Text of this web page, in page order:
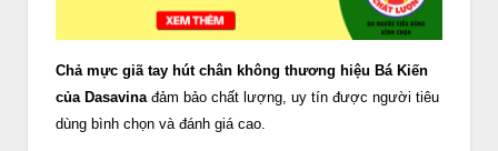
Chả mực giã tay hút chân không thương hiệu Bá Kiến
của Dasavina đảm bảo chất lượng, uy tín được người tiêu
dùng bình chọn và đánh giá cao.